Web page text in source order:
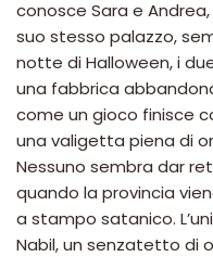
conosce Sara e
suo stesso palazzo,
notte di Halloween, i
una fabbrica
come un gioco finisce
una valigetta piena di
Nessuno sembra dar
quando la provincia
a stampo satanico.
Nabil, un senzatetto di